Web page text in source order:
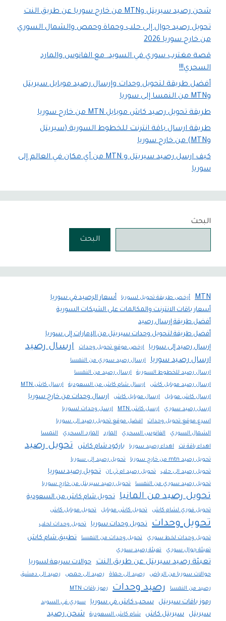
شحن رصيد سيريتل وMTN من خارج سوريا عن طريق النت
تحويل رصيد جوال إلى حلب وحماة وحمص والشمال السوري
من خارج سوريا 2026
قصة مغترب سوري في السويد. مع الفانوس والمارد
السحري!!!
أفضل طريقة لتحويل وحدات وإرسال رصيد موبايل سيريتل
وMTN من النمسا إلى سوريا
طريقة تحويل رصيد كاش موبايل MTN من خارج سوريا
طريقة ارسال باقة انترنت للخطوط السورية (سيريتل
وMTN) من خارج سوريا
كيف ارسل رصيد سيريتل و MTN من أي مكان في العالم إلى
سوريا
البحث
البحث
MTN أرخص طريقة تحويل لسوريا
أسعار الرصيد في سوريا
أسعار باقات الانترنت والمكالمات على الشبكات السورية
أفضل طريقة إرسال رصيد
أفضل طريقة لتحويل وحدات سيريتل من الإمارات إلى سوريا
إرسال رصيد إلى سوريا
ارخص موقع تحويل وحدات ارسال رصيد
ارسال رصيد سوريا
ارسال رصيد سوري من النمسا
ارسال رصيد للخطوط السورية
ارسال رصيد من النمسا
ارسال رصيد موبايل كاش
ارسال شام كاش من السعودية
ارسال كاش MTN
ارسال كاش موبايل
ارسال موبايل كاش ارسال وحدات من خارج سوريا
ارسل رصيد سوري ارسل كاش MTN
ارسل وحدات لسوريا
اسرع موقع تحويل وحدات
افضل موقع تحويل رصيد الى سوريا
الشمال السوري
الفانوس السحري المارد المارد السحري النمسا
اهداء باقة نت اهداء رصيد سوريا باركود شام كاش تحويل رصيد
تحويل رصيد mtn من خارج سوريا
تحويل رصيد إلى سوريا
تحويل رصيد الى حلب
تحويل رصيد ام تي ان تحويل رصيد سوريا
تحويل رصيد سوري من النمسا تحويل رصيد سيريتل من خارج سوريا
تحويل رصيد من المانيا تحويل شام كاش من السعودية
تحويل فوري لشام كاش تحويل كاش موبايل تحويل موبايل كاش
تحويل وحدات تحويل وحدات سوريا تحويل وحدات لحلب
تحويل وحدات لخط سوري تحويل وحدات من النمسا تطبيق شام كاش
تعبئة جوال سوري تعبئة رصيد سوري
تعبئة رصيد سيريتل عن طريق النت حوالات سريعة لسوريا
حوالات سوريا من الرياض رصيد الى حماة رصيد الى حمص رصيد الى دمشق
رصيد من النمسا رصيد وحدات رموز باقات MTN
رموز باقات سيريتل سحب كاش في سوريا سوري في السويد
سيريتل سيريتل كاش شام كاش السعودية شحن رصيد